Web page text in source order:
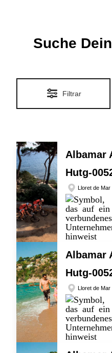
Suche
Filtrar
Albamar
Hutg-
Lloret de Mar
Albamar
Hutg-
Lloret de Mar